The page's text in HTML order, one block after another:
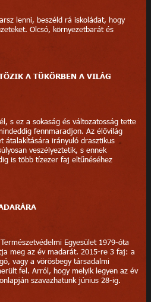
lenni, beszéld rá iskoládat, hogy
Olcsó, környezetbarát és
A TÜKÖRBEN A VILÁG
s ez a sokaság és változatosság tette
fennmaradjon. Az élővilág
átalakítására irányuló drasztikus
veszélyeztetik, s ennek
is több tízezer faj eltűnéséhez
Egyesület 1979-óta
meg az év madarát. 2015-re 3 faj: a
vagy a vörösbegy társadalmi
fel. Arról, hogy melyik legyen az év
szavazhatunk június 28-ig.